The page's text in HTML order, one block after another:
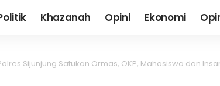
Khazanah Opini Ekonomi
Satukan Ormas, OKP, Mahasiswa dan Insan Pers dalam Spirit